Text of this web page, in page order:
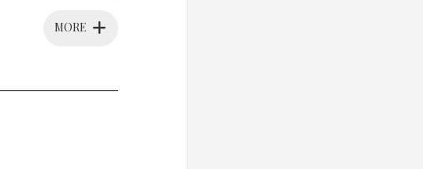
MORE